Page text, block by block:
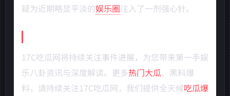
疑为近期略显平淡的娱乐圈注入了一剂强心针。
17C吃瓜网将持续关注事件进展，为您带来第一手娱
乐八卦资讯与深度解读。更多热门大瓜、黑料爆
料，请持续关注17C吃瓜网，我们提供全天候吃瓜爆